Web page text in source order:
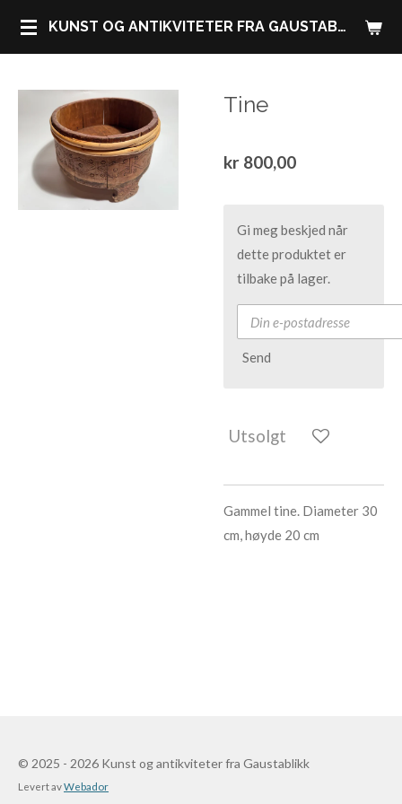
Gå
KUNST OG ANTIKVITETER FRA GAUSTABLIKK HØYFJELLSHOTELL
Tine
kr 800,00
Gi meg beskjed når
dette produktet er
tilbake på lager.
Send
Utsolgt
Gammel tine. Diameter 30
cm, høyde 20 cm
© 2025 - 2026 Kunst og antikviteter fra Gaustablikk
Levert avWebador